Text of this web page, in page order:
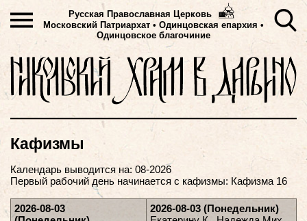
Русская Православная Церковь
Московский Патриархат • Одинцовская епархия •
Одинцовское благочиние
Кафизмы
Календарь выводится на: 08-2026
Первый рабочий день начинается с кафизмы: Кафизма 16
2026-08-03
2026-08-03 (Понедельник)